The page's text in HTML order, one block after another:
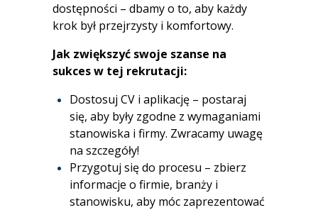
dostępności – dbamy o to, aby każdy
krok był przejrzysty i komfortowy.
Jak zwiększyć swoje szanse na
sukces w tej rekrutacji:
Dostosuj CV i aplikację – postaraj
się, aby były zgodne z wymaganiami
stanowiska i firmy. Zwracamy uwagę
na szczegóły!
Przygotuj się do procesu – zbierz
informacje o firmie, branży i
stanowisku, aby móc zaprezentować